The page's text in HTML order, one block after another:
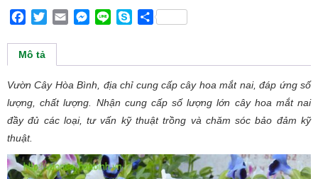
Facebook
TwitterEmailMessenger
Line SkypeShare
Mô tả
Vườn Cây Hòa Bình, địa chỉ cung cấp cây hoa mắt nai, đáp ứng số
lượng, chất lượng. Nhận cung cấp số lượng lớn cây hoa mắt nai
đầy đủ các loại, tư vấn kỹ thuật trồng và chăm sóc bảo đảm kỹ
thuật.